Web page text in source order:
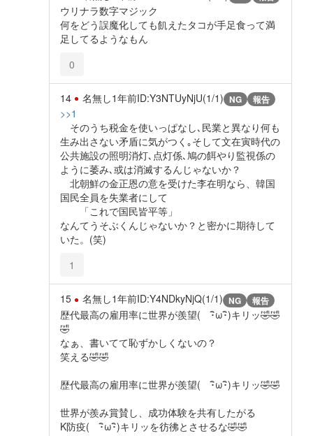
ウリナラ数字マジック
何をどう誤魔化しても飢えたタコが手足食って満
足してるようなもん
0
14 名無し1年前ID:Y3NTUyNjU(1/1) NG 報告
>>1
そのうち税金を使いっぱなし､民業と異なり何も
生み出さない矛盾に気がつく｡そして文在寅時代の
公共施設の照明消灯､点灯係､鳩の餌やり監視係の
ように萎み､或は消滅するんじゃないか？
北朝鮮の金正恩の意を受けた李在明なら、韓国
国民全員を失業者にして
「これで国民皆平等」
なんてうそぶくんじゃないか？と密かに期待して
いた。(笑)
1
15 名無し1年前ID:Y4NDkyNjQ(1/1) NG 報告
歴代最高の雇用率に世界が羨望( ･ิω･ิ)キリッ🤣🤣
🤣
なぁ、書いてて恥ずかしくないの？
笑える🤣🤣
歴代最高の雇用率に世界が羨望( ･ิω･ิ)キリッ🤣🤣
世界が羨み賞賛し、成功体験を共有したがる
K防疫( ･ิω･ิ)キリッを彷彿とさせるな🤣🤣